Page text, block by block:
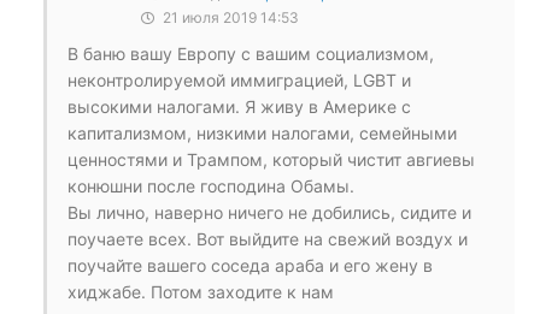
21 июля 2019 14:53
В баню вашу Европу с вашим социализмом,
неконтролируемой иммиграцией, LGBT и
высокими налогами. Я живу в Америке с
капитализмом, низкими налогами, семейными
ценностями и Трампом, который чистит авгиевы
конюшни после господина Обамы.
Вы лично, наверно ничего не добились, сидите и
поучаете всех. Вот выйдите на свежий воздух и
поучайте вашего соседа араба и его жену в
хиджабе. Потом заходите к нам